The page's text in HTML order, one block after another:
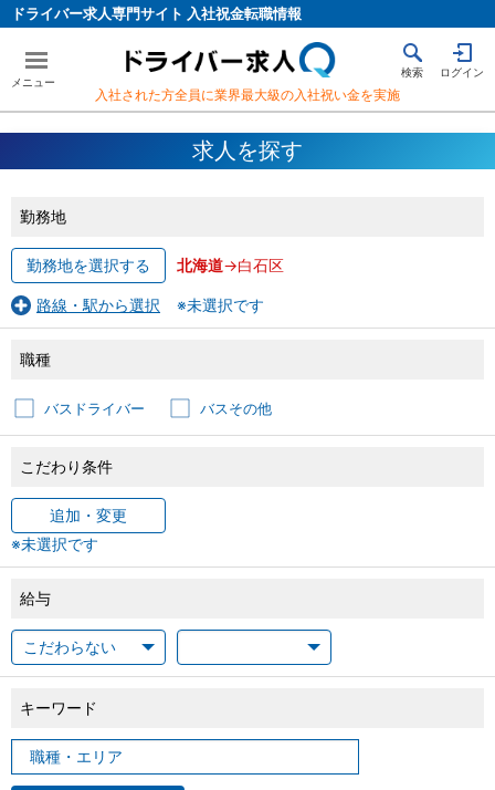
ドライバー求人専門サイト 入社祝金転職情報
検索 ログイン
入社された方全員に業界最大級の入社祝い金を実施
求人を探す
勤務地
勤務地を選択する 北海道->白石区
路線・駅から選択 ※未選択です
職種
バスドライバー バスその他
こだわり条件
追加・変更
※未選択です
給与
キーワード